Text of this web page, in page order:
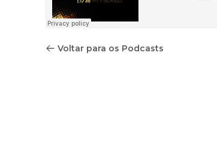
Voltar para os Podcasts